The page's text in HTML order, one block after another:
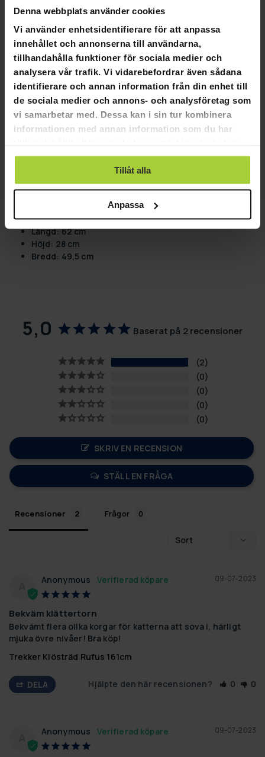
Denna webbplats använder cookies
Vi använder enhetsidentifierare för att anpassa
innehållet och annonserna till användarna,
tillhandahålla funktioner för sociala medier och
analysera vår trafik. Vi vidarebefordrar även sådana
identifierare och annan information från din enhet till
de sociala medier och annons- och analysföretag som
vi samarbetar med. Dessa kan i sin tur kombinera
informationen med annan information som du har
använt deras tjänster.
Tillåt alla
Anpassa
och ha kul samtidigt som den kan njuta av en säker miljö
hemma.
Produktinformation:
7 nivå kattträd
Produktstorlek 49x60x161cm
2 vadderade vilonivåer
En populär klassisk stil
Miljövänlig spånskiva
plyschöverdrag av hög kvalitet och sisalrep
sidan, 2 bollleksaker
Vikt: 18 kg
Längd: 62 cm
Höjd: 28 cm
Bredd: 49,5 cm
5,0 Baserat på 2 recensioner
2
0
0
0
0
SKRIV EN RECENSION
STÄLL EN FRÅGA
Recensioner Frågor
09-07-2023
Anonymous
Bekväm klättertorn
Bekvämt flera olika korgar för katterna att sova i, härligt
mjuka övre nivåer! Bra köp!
Trekker Klösträd Rufus 161cm
DELA Hjälpte den här recensionen? 0 0
09-07-2023
Anonymous